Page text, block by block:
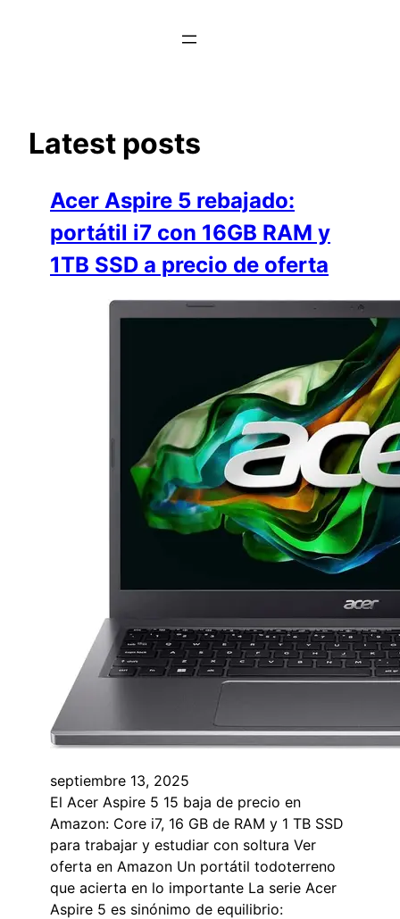
Latest posts
Acer Aspire 5 rebajado:
portátil i7 con 16GB RAM y
1TB SSD a precio de oferta
septiembre 13, 2025
El Acer Aspire 5 15 baja de precio en
Amazon: Core i7, 16 GB de RAM y 1 TB SSD
para trabajar y estudiar con soltura Ver
oferta en Amazon Un portátil todoterreno
que acierta en lo importante La serie Acer
Aspire 5 es sinónimo de equilibrio: